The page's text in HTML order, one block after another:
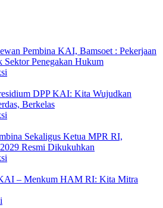
Pembina KAI, Bamsoet : Pekerjaan
Penegakan Hukum
DPP KAI: Kita Wujudkan
Berkelas
Sekaligus Ketua MPR RI,
Resmi Dikukuhkan
– Menkum HAM RI: Kita Mitra